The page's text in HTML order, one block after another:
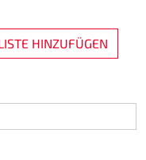
HINZUFÜGEN